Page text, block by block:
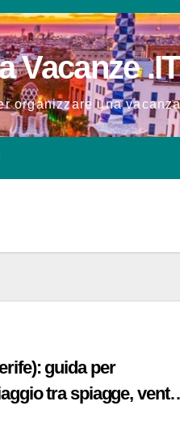
Vacanze .IT
organizzare una
guida per
tra spiagge, vento